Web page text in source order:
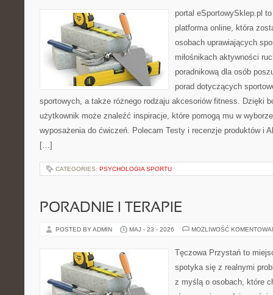
portal eSportowySklep.pl
platforma online, która
osobach uprawiających
miłośnikach aktywności
poradnikową dla osób
porad dotyczących
sportowych, a także różnego rodzaju akcesoriów fitness. Dzięki
użytkownik może znaleźć inspiracje, które pomogą mu w
wyposażenia do ćwiczeń. Polecam Testy i recenzje produktów i
[…]
CATEGORIES: PSYCHOLOGIA SPORTU
PORADNIE I TERAPIE
POSTED BY ADMIN MAJ - 23 - 2026 MOŻLIWOŚĆ
Tęczowa Przystań to
spotyka się z realnymi
z myślą o osobach, które